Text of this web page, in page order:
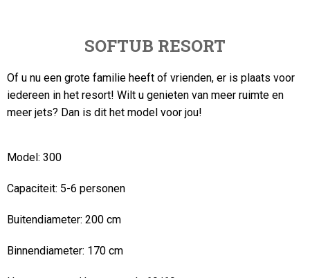
SOFTUB RESORT
Of u nu een grote familie heeft of vrienden, er is plaats voor
iedereen in het resort! Wilt u genieten van meer ruimte en
meer jets? Dan is dit het model voor jou!
Model: 300
Capaciteit: 5-6 personen
Buitendiameter: 200 cm
Binnendiameter: 170 cm